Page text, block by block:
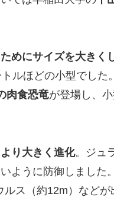
めにサイズを大きく
ルほどの小型でした
肉食恐竜が登場し、
より大きく進化。ジュ
ように防御しました
ス（約12m）などが